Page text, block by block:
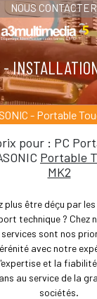
NOUS
- Portable
pour : PC
Portable
MK2
plus être déçu par
technique ? Chez
services sont nos
avec notre
et la
au service de la
sociétés.